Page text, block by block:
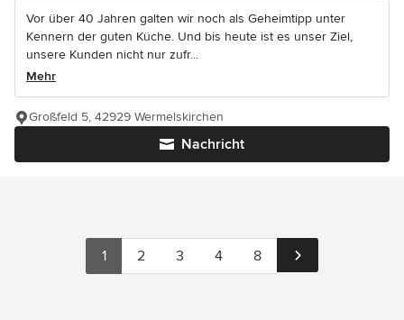
Vor über 40 Jahren galten wir noch als Geheimtipp unter
Kennern der guten Küche. Und bis heute ist es unser Ziel,
unsere Kunden nicht nur zufr...
Mehr
Nachricht
Großfeld 5, 42929 Wermelskirchen
1 2 3 4 8